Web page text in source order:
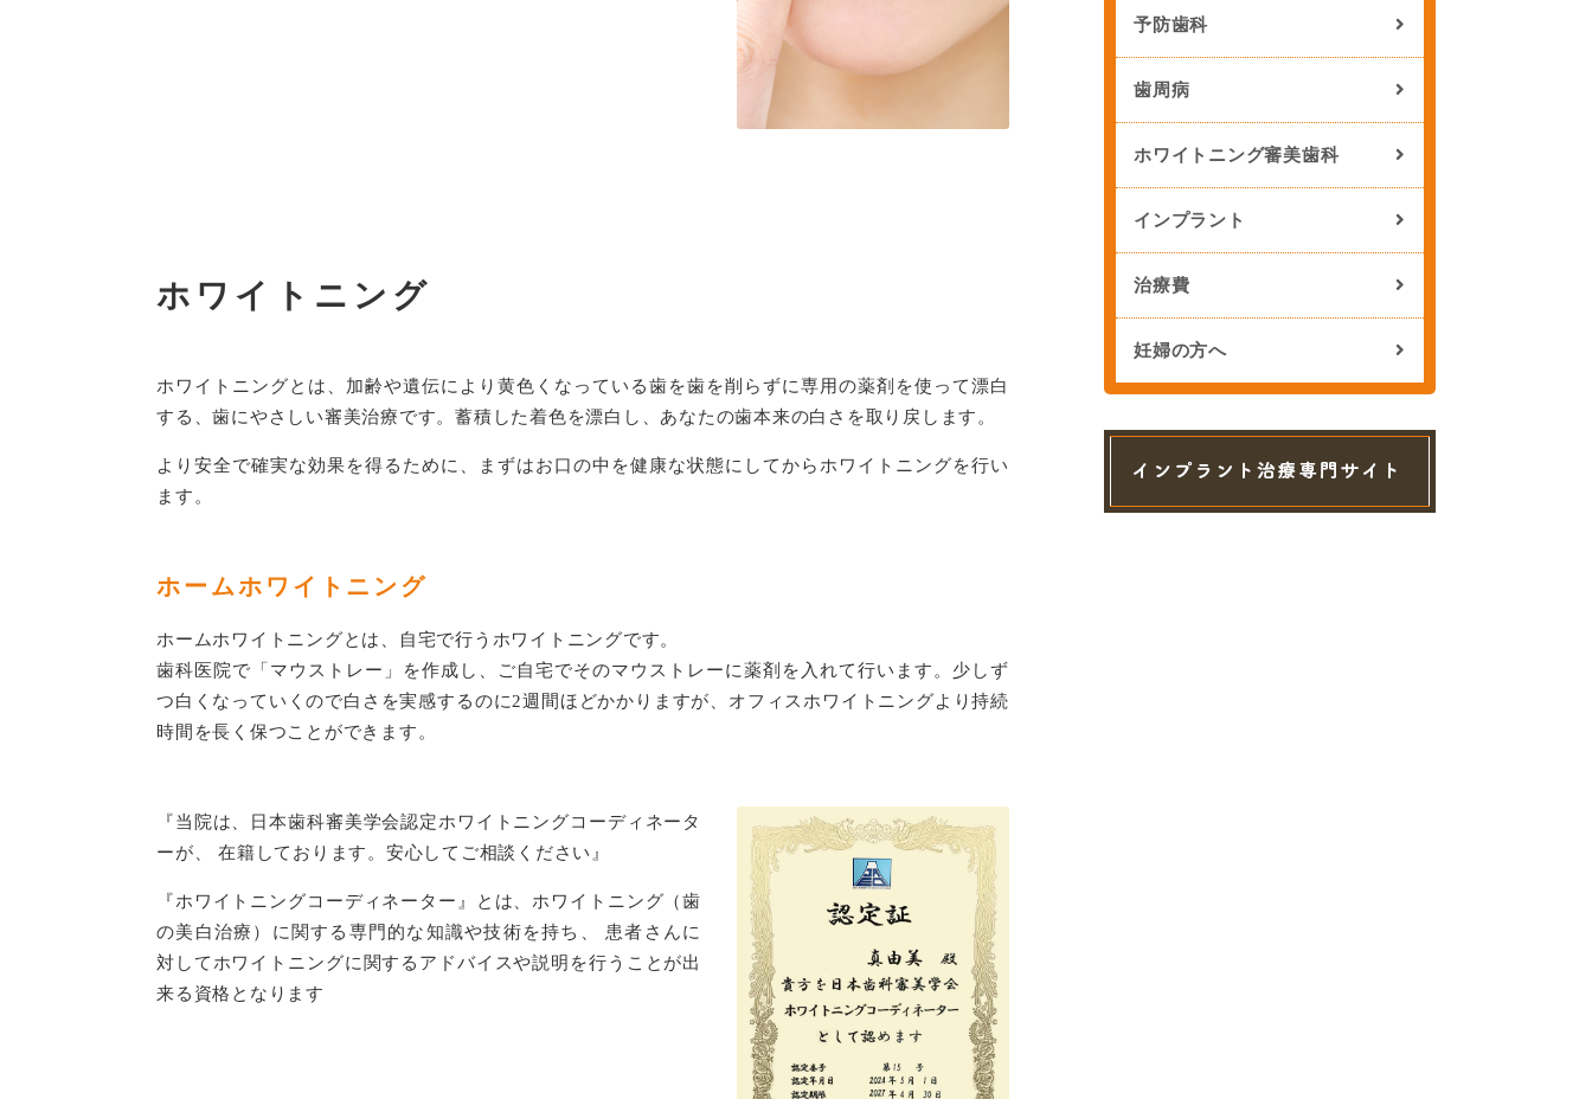
ホワイトニング
ホワイトニングとは、加齢や遺伝により黄色くなっている歯を歯を削らずに専用の薬剤を使って漂白
する、歯にやさしい審美治療です。蓄積した着色を漂白し、あなたの歯本来の白さを取り戻します。
より安全で確実な効果を得るために、まずはお口の中を健康な状態にしてからホワイトニングを行い
ます。
ホームホワイトニング
ホームホワイトニングとは、自宅で行うホワイトニングです。
歯科医院で「マウストレー」を作成し、ご自宅でそのマウストレーに薬剤を入れて行います。少しず
つ白くなっていくので白さを実感するのに2週間ほどかかりますが、オフィスホワイトニングより持続
時間を長く保つことができます。
『当院は、日本歯科審美学会認定ホワイトニングコーディネータ
ーが、 在籍しております。安心してご相談ください』
『ホワイトニングコーディネーター』とは、ホワイトニング（歯
の美白治療）に関する専門的な知識や技術を持ち、 患者さんに
対してホワイトニングに関するアドバイスや説明を行うことが出
来る資格となります
予防歯科
歯周病
ホワイトニング審美歯科
インプラント
治療費
妊婦の方へ